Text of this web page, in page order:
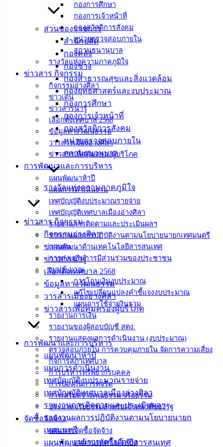
กองการศึกษา
กองการเจ้าหน้าที่
กองสวัสดิการสังคม
หน่วยตรวจสอบภายใน
สถานธนานุบาล
รางวัลแห่งความภาคภูมิใจ
ข่าวสาร กิจกรรม
กิจกรรมอ่างศิลา
ข่าวเด่น
ข่าวสารน่ารู้
เลือกตั้งเทศบาล 2568
ข้อมูลทางวัฒนธรรม
วารสารเมืองอ่างศิลา
ข่าวสารเพื่อคุ้มครองผู้บริโภค
การพัฒนาและการบริหาร
แผนพัฒนาห้าปี
แผนการดำเนินงาน
เทศบัญญัติงบประมาณรายจ่าย
เทศบัญญัติเทศบาลเมืองอ่างศิลา
รายงานการติดตามและประเมินผลฯ
รายงานผลการปฏิบัติงานตามนโยบายนายกเทศมนตรี
แผนพัฒนาด้านเทคโนโลยีสารสนเทศ
การส่งเสริมการมีส่วนร่วมของประชาชน
งบประมาณ
การโอนเงินงบประมาณ
แก้ไขเปลี่ยนแปลงคำชี้แจงงบประมาณ
แผนการใช้จ่ายงินรวม
รายงานการเงิน
รายงานของผู้สอบบัญชี สตง.
รายงานแสดงผลการดำเนินงาน (งบประมาณ)
ตรวจสอบภายใน การควบคุมภายใน จัดการความเสี่ยง
กิจการสภาเทศบาล
การบริหารทรัพยากรบุคคล
การป้องกันการทุจริต
การเสริมสร้างคุณธรรม จริยธรรม
ประมวลจริยธรรมสำหรับเจ้าหน้าที่ของรัฐ
จัดซื้อจัดจ้าง
แผนการจัดซื้อจัดจ้าง
แผนการจัดซื้อจัดจ้าง
ส่วนของราชการ
สำนักปลัด
กองคลัง
กองช่าง
กองสาธารณสุขและสิ่งแวดล้อม
กองยุทธศาสตร์และงบประมาณ
กองการศึกษา
กองการเจ้าหน้าที่
กองสวัสดิการสังคม
หน่วยตรวจสอบภายใน
สถานธนานุบาล
รางวัลแห่งความภาคภูมิใจ
ข่าวสาร กิจกรรม
กิจกรรมอ่างศิลา
ข่าวเด่น
ข่าวสารน่ารู้
เลือกตั้งเทศบาล 2568
ข้อมูลทางวัฒนธรรม
วารสารเมืองอ่างศิลา
ข่าวสารเพื่อคุ้มครองผู้บริโภค
การพัฒนาและการบริหาร
แผนพัฒนาห้าปี
แผนการดำเนินงาน
เทศบัญญัติงบประมาณรายจ่าย
เทศบัญญัติเทศบาลเมืองอ่างศิลา
รายงานการติดตามและประเมินผลฯ
รายงานผลการปฏิบัติงานตามนโยบายนายก
เทศมนตรี
แผนพัฒนาด้านเทคโนโลยีสารสนเทศ
เทศบาลเมือง
ม.3 ต.เสม็ด
อ.เมือง จ.ชลบุรี
ติดต่อ :038-
142-100-104
บริการ
ประชาชน
ดาวน์โหลด
แบบ
ฟอร์ม,
เอกสาร
คู่มือ
สำหรับ
ประชาชน/
คู่มือการ
ปฏิบัติ
งาน
ข่าวสาร
น่ารู้
ศุนย์
ข้อมูล
ข่าวสาร
อิเล็กทรอนิกส์
องค์
ความรู้
(Knowledge
Management)
ติดต่อ
เทศบาล